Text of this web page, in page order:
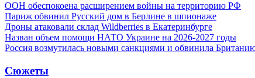
ООН обеспокоена расширением войны на территорию РФ
Париж обвинил Русский дом в Берлине в шпионаже
Дроны атаковали склад Wildberries в Екатеринбурге
Назван объем помощи НАТО Украине на 2026-2027 годы
Россия возмутилась новыми санкциями и обвинила
Сюжеты